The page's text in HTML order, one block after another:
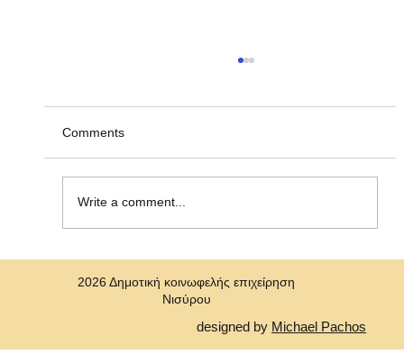
"Σύμβασης Εργασίας Ορισμένου Χρόνου"
Η Δημοτική Κοινωφελής Επιχείρηση Νισύρου
Comments
Write a comment...
designed by Michael Pachos
2026 Δημοτική κοινωφελής επιχείρηση
Νισύρου